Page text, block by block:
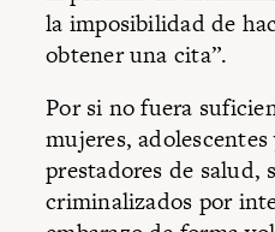
la imposibilidad de
obtener una cita”.
Por si no fuera
mujeres,
prestadores de salud,
criminalizados por